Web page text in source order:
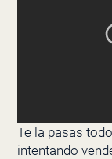
Te la pasas
intentando